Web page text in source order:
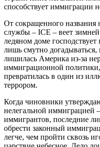
способствует иммиграции
От сокращенного
службы – ICE – веет
ледяном доме
лишь смутно догадываться,
лишилась Америка из-за
иммиграционной политики,
превратилась в один из
террором.
Когда чиновники
нелегальной иммиграцией
иммигрантов, последние
обрести законный
легче, чем пройти сквозь